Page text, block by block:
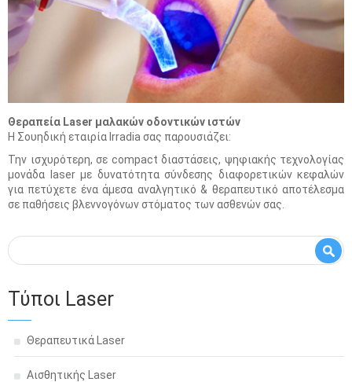
Θεραπεία Laser μαλακών οδοντικών ιστών
Η Σουηδική εταιρία Irradia σας παρουσιάζει:
Την ισχυρότερη, σε compact διαστάσεις, ψηφιακής τεχνολογίας
μονάδα laser με δυνατότητα σύνδεσης διαφορετικών κεφαλών
για πετύχετε ένα άμεσα αναλγητικό & θεραπευτικό αποτέλεσμα
σε παθήσεις βλεννογόνων στόματος των ασθενών σας.
Φόρμα αναζήτησης
Αναζήτηση
Τύποι Laser
Θεραπευτικά Laser
Αισθητικής Laser